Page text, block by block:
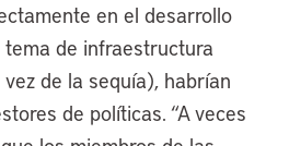
en el desarrollo
de infraestructura
de la sequía), habrían
de políticas. “A veces